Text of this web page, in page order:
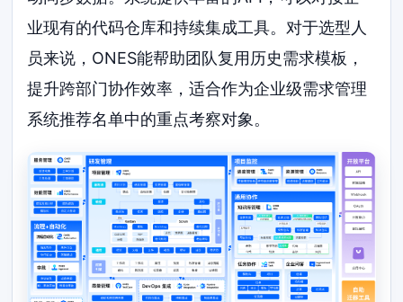
业现有的代码仓库和持续集成工具。对于选型人
员来说，ONES能帮助团队复用历史需求模板，
提升跨部门协作效率，适合作为企业级需求管理
系统推荐名单中的重点考察对象。